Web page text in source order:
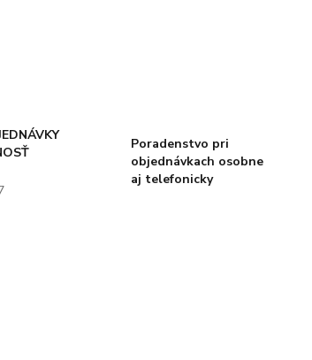
Poradenstvo pri
objednávkach osobne
aj telefonicky